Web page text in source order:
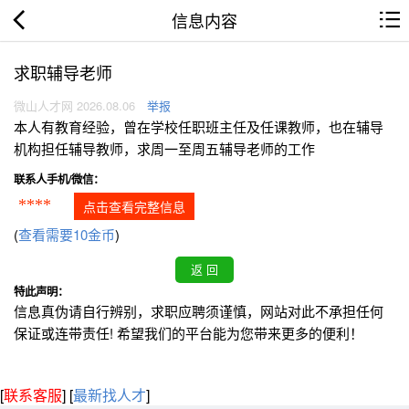
信息内容
求职辅导老师
微山人才网 2026.08.06 举报
本人有教育经验，曾在学校任职班主任及任课教师，也在辅导
机构担任辅导教师，求周一至周五辅导老师的工作
联系人手机/微信：
**** 点击查看完整信息
(查看需要10金币)
特此声明：
信息真伪请自行辨别，求职应聘须谨慎，网站对此不承担任何
保证或连带责任! 希望我们的平台能为您带来更多的便利！
[联系客服] [最新找人才]